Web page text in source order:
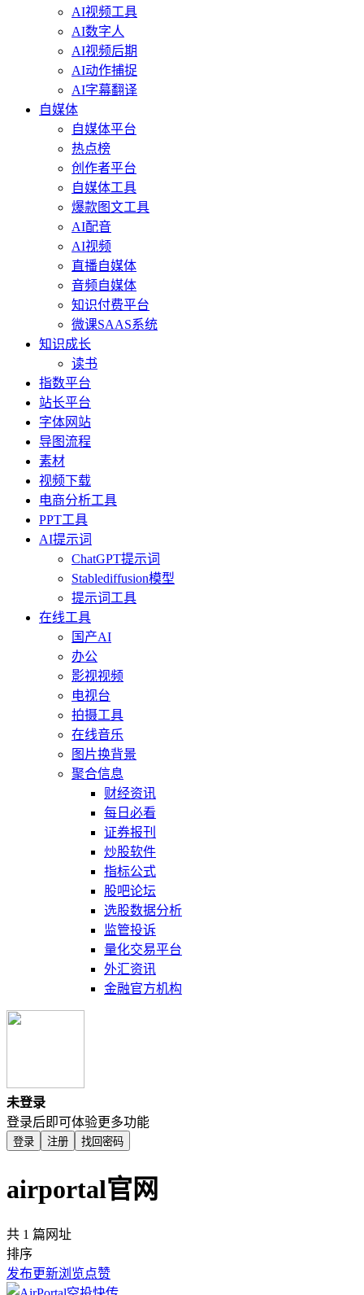
AI视频工具
AI数字人
AI视频后期
AI动作捕捉
AI字幕翻译
自媒体
自媒体平台
热点榜
创作者平台
自媒体工具
爆款图文工具
AI配音
AI视频
直播自媒体
音频自媒体
知识付费平台
微课SAAS系统
知识成长
读书
指数平台
站长平台
字体网站
导图流程
素材
视频下载
电商分析工具
PPT工具
AI提示词
ChatGPT提示词
Stablediffusion模型
提示词工具
在线工具
国产AI
办公
影视视频
电视台
拍摄工具
在线音乐
图片换背景
聚合信息
财经资讯
每日必看
证券报刊
炒股软件
指标公式
股吧论坛
选股数据分析
监管投诉
量化交易平台
外汇资讯
金融官方机构
未登录
登录后即可体验更多功能
登录 注册 找回密码
airportal官网
共 1 篇网址
排序
发布更新浏览点赞